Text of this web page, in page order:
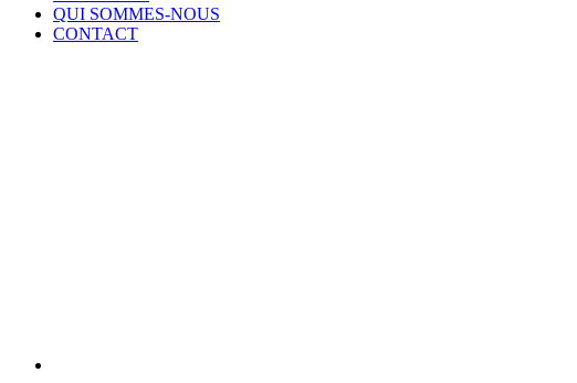
QUI SOMMES-NOUS
CONTACT